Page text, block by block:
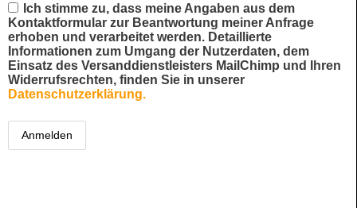
Ich stimme zu, dass meine Angaben aus dem
Kontaktformular zur Beantwortung meiner Anfrage
erhoben und verarbeitet werden. Detaillierte
Informationen zum Umgang der Nutzerdaten, dem
Einsatz des Versanddienstleisters MailChimp und Ihren
Widerrufsrechten, finden Sie in unserer
Datenschutzerklärung.